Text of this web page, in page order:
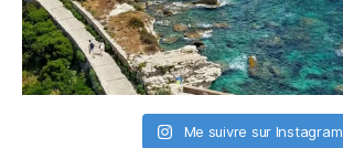
Me suivre sur Instagram